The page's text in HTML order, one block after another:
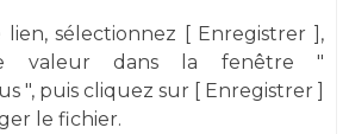
sélectionnez [ Enregistrer ],
valeur dans la fenêtre "
", puis cliquez sur [ Enregistrer ]
le fichier.